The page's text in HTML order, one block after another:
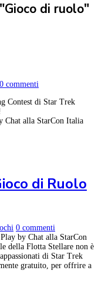
di ruolo"
0 commenti
Contest di Star Trek
Chat alla StarCon Italia
di Ruolo
0 commenti
by Chat alla StarCon
della Flotta Stellare non è
di Star Trek
gratuito, per offrire a